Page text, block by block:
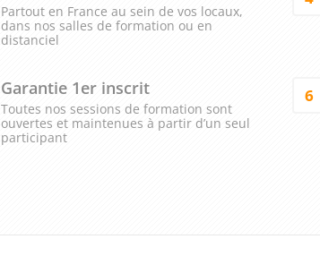
Partout en France au sein de vos locaux,
dans nos salles de formation ou en
distanciel
Garantie 1er inscrit
Toutes nos sessions de formation sont
ouvertes et maintenues à partir d’un seul
participant
6